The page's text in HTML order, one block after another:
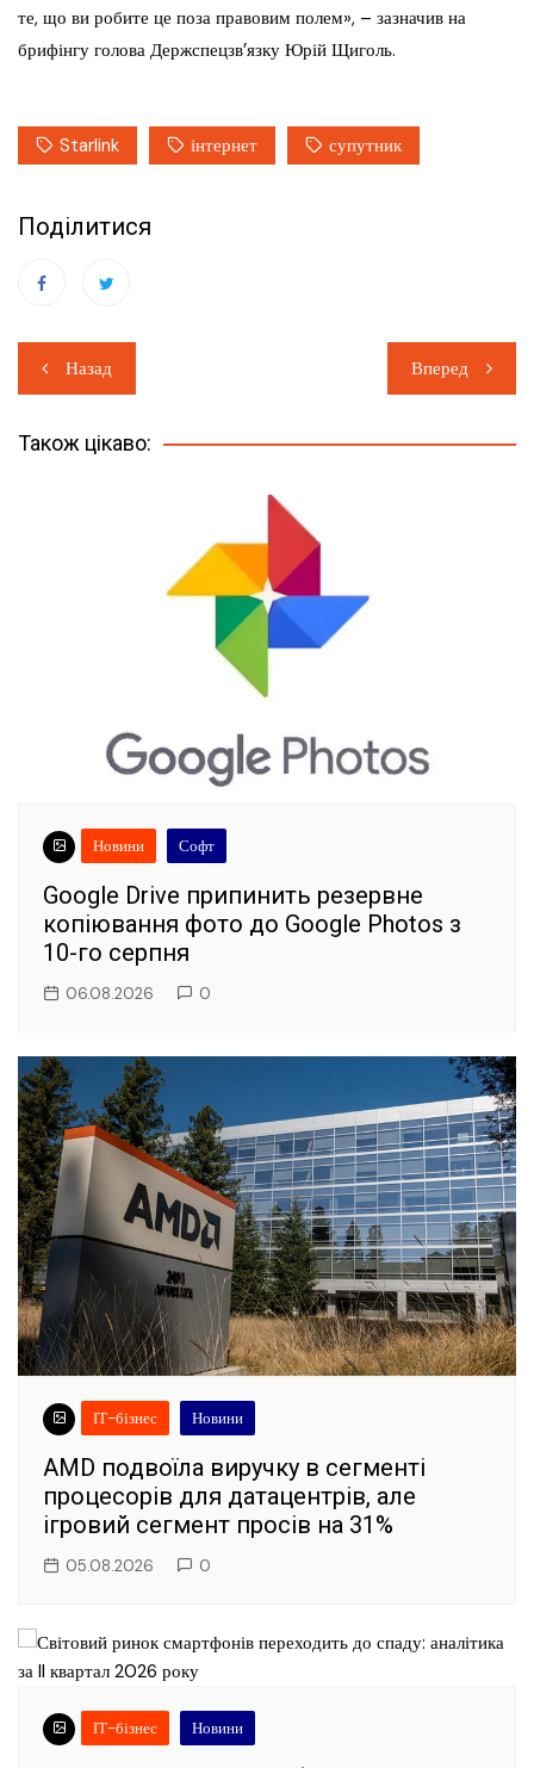
те, що ви робите це поза правовим полем», – зазначив на
брифінгу голова Держспецзв’язку Юрій Щиголь.
Starlink інтернет супутник
Поділитися
Навігація
записів
Назад Вперед
Також цікаво:
Новини Софт
Google Drive припинить резервне
копіювання фото до Google Photos з
10-го серпня
06.08.2026 0
ІТ-бізнес Новини
AMD подвоїла виручку в сегменті
процесорів для датацентрів, але
ігровий сегмент просів на 31%
05.08.2026 0
ІТ-бізнес Новини